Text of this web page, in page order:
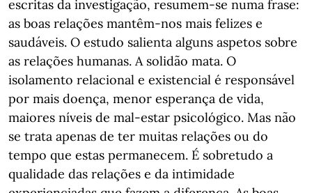
escritas da investigação, resumem-se numa frase:
as boas relações mantêm-nos mais felizes e
saudáveis. O estudo salienta alguns aspetos sobre
as relações humanas. A solidão mata. O
isolamento relacional e existencial é responsável
por mais doença, menor esperança de vida,
maiores níveis de mal-estar psicológico. Mas não
se trata apenas de ter muitas relações ou do
tempo que estas permanecem. É sobretudo a
qualidade das relações e da intimidade